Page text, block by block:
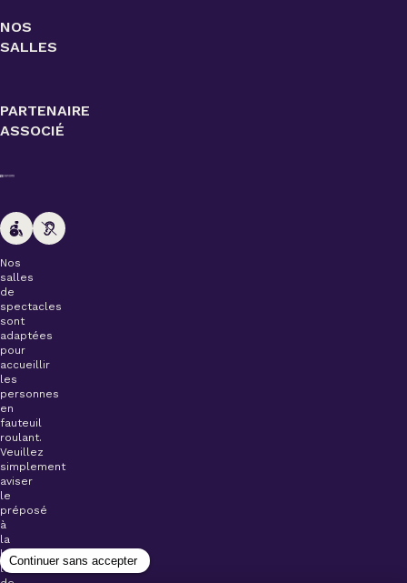
NOS
SALLES
PARTENAIRE
ASSOCIÉ
Nos
salles
de
spectacles
sont
adaptées
pour
accueillir
les
personnes
en
fauteuil
roulant.
Veuillez
simplement
aviser
le
préposé
à
la
billetterie
lors